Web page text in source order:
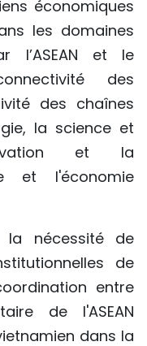
économiques
les domaines
l’ASEAN et le
des
des chaînes
la science et
et la
et l'économie
la nécessité de
de
entre
de l'ASEAN
dans la